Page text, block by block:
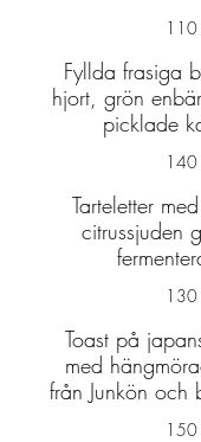
110
Fyllda frasiga
hjort, grön
picklade
140
Tarteletter
citrussjuden
130
Toast på
med
från Junkön och
150